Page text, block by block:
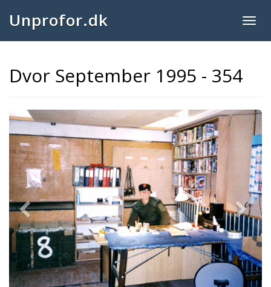
Unprofor.dk
Dvor September 1995 - 354
Previous Next